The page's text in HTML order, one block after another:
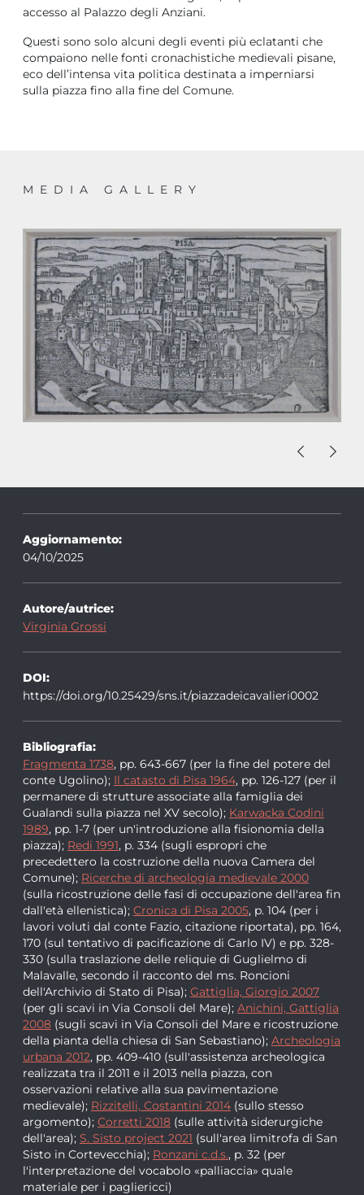
accesso al Palazzo degli Anziani.
Questi sono solo alcuni degli eventi più eclatanti che
compaiono nelle fonti cronachistiche medievali pisane,
eco dell’intensa vita politica destinata a imperniarsi
sulla piazza fino alla fine del Comune.
MEDIA GALLERY
Aggiornamento:
04/10/2025
Autore/autrice:
Virginia Grossi
DOI:
https://doi.org/10.25429/sns.it/piazzadeicavalieri0002
Bibliografia:
Fragmenta 1738, pp. 643-667 (per la fine del potere del
conte Ugolino); Il catasto di Pisa 1964, pp. 126-127 (per il
permanere di strutture associate alla famiglia dei
Gualandi sulla piazza nel XV secolo); Karwacka Codini
1989, pp. 1-7 (per un'introduzione alla fisionomia della
piazza); Redi 1991, p. 334 (sugli espropri che
precedettero la costruzione della nuova Camera del
Comune); Ricerche di archeologia medievale 2000
(sulla ricostruzione delle fasi di occupazione dell'area fin
dall'età ellenistica); Cronica di Pisa 2005, p. 104 (per i
lavori voluti dal conte Fazio, citazione riportata), pp. 164,
170 (sul tentativo di pacificazione di Carlo IV) e pp. 328-
330 (sulla traslazione delle reliquie di Guglielmo di
Malavalle, secondo il racconto del ms. Roncioni
dell'Archivio di Stato di Pisa); Gattiglia, Giorgio 2007
(per gli scavi in Via Consoli del Mare); Anichini, Gattiglia
2008 (sugli scavi in Via Consoli del Mare e ricostruzione
della pianta della chiesa di San Sebastiano); Archeologia
urbana 2012, pp. 409-410 (sull'assistenza archeologica
realizzata tra il 2011 e il 2013 nella piazza, con
osservazioni relative alla sua pavimentazione
medievale); Rizzitelli, Costantini 2014 (sullo stesso
argomento); Corretti 2018 (sulle attività siderurgiche
dell'area); S. Sisto project 2021 (sull'area limitrofa di San
Sisto in Cortevecchia); Ronzani c.d.s., p. 32 (per
l'interpretazione del vocabolo «palliaccia» quale
materiale per i pagliericci)